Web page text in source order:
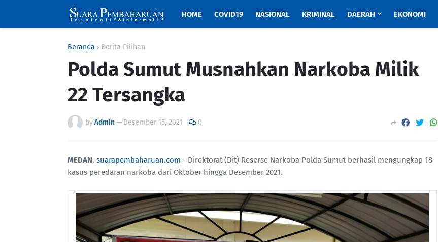
HOME COVID19 NASIONAL KRIMINAL DAERAH EKONOMI
Beranda Berita Pilihan
Polda Sumut Musnahkan Narkoba Milik
22 Tersangka
byAdmin— Desember 15, 2021 0
MEDAN, suarapembaharuan.com - Direktorat (Dit) Reserse Narkoba Polda Sumut berhasil mengungkap 18
kasus peredaran narkoba dari Oktober hingga Desember 2021.